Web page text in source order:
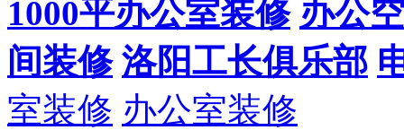
1000平办公室装修 办公
间装修 洛阳工长俱乐部
室装修 办公室装修